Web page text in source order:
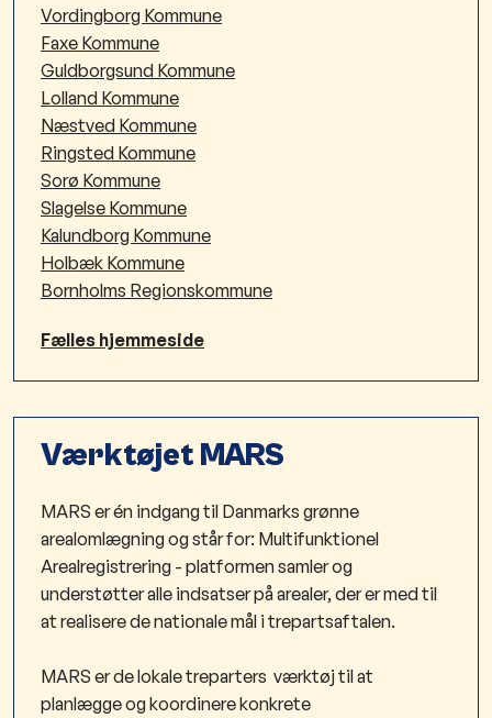
Vordingborg Kommune
Faxe Kommune
Guldborgsund Kommune
Lolland Kommune
Næstved Kommune
Ringsted Kommune
Sorø Kommune
Slagelse Kommune
Kalundborg Kommune
Holbæk Kommune
Bornholms Regionskommune
Fælles hjemmeside
Værktøjet MARS
MARS er én indgang til Danmarks grønne
arealomlægning og står for: Multifunktionel
Arealregistrering - platformen samler og
understøtter alle indsatser på arealer, der er med til
at realisere de nationale mål i trepartsaftalen.
MARS er de lokale treparters værktøj til at
planlægge og koordinere konkrete